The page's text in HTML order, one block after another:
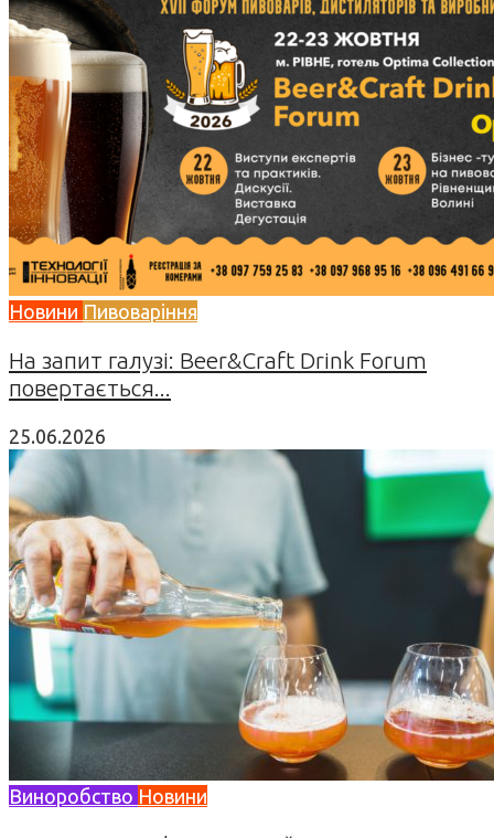
Новини Пивоваріння
На запит галузі: Beer&Craft Drink Forum
повертається...
25.06.2026
Виноробство Новини